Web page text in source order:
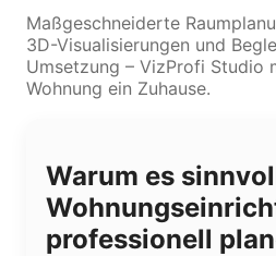
Maßgeschneiderte
3D-Visualisierungen und
Umsetzung – VizProfi Studio
Wohnung ein Zuhause.
Warum es
professionell